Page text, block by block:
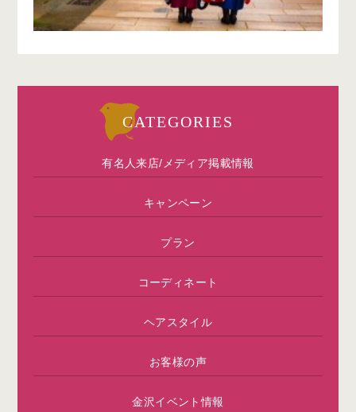
CATEGORIES
有名人来店/メディア掲載情報
キャンペーン
プラン
コーディネート
ヘアスタイル
お客様の声
金沢イベント情報